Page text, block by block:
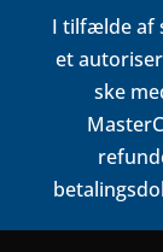
I tilfælde af
et
ske